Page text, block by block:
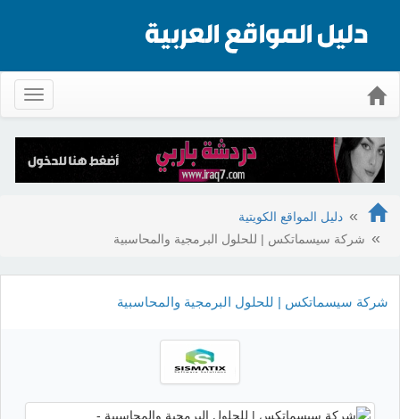
دليل المواقع الكويتية
شركة سيسماتكس | للحلول البرمجية والمحاسبية
شركة سيسماتكس | للحلول البرمجية والمحاسبية